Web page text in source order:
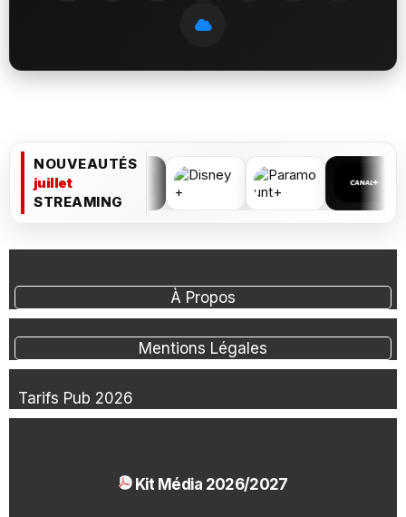
NOUVEAUTÉS
juillet
STREAMING
À Propos
Mentions Légales
Tarifs Pub 2026
Kit Média 2026/2027